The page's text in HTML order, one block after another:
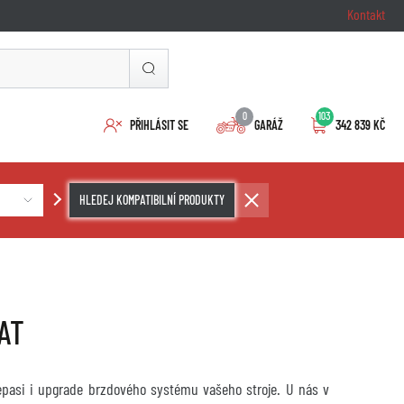
Kontakt
PŘIHLÁSIT SE
0
GARÁŽ
103
342 839 KČ
HLEDEJ KOMPATIBILNÍ PRODUKTY
i upgrade brzdového systému vašeho stroje. U nás v